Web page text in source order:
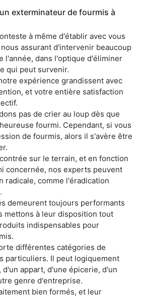
exterminateur de fourmis à
à même d'établir avec vous
assurant d'intervenir beaucoup
l'année, dans l'optique d'éliminer
qui peut survenir.
expérience grandissent avec
et votre entière satisfaction
pas de crier au loup dès que
fourmi. Cependant, si vous
de fourmis, alors il s'avère être
sur le terrain, et en fonction
concernée, nos experts peuvent
radicale, comme l'éradication
demeurent toujours performants
mettons à leur disposition tout
indispensables pour
différentes catégories de
particuliers. Il peut logiquement
appart, d'une épicerie, d'un
genre d'entreprise.
bien formés, et leur